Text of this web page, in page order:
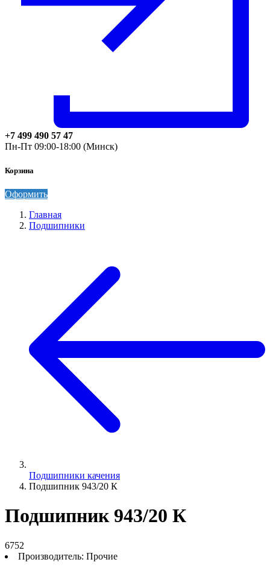
+7 499 490 57 47
Пн-Пт 09:00-18:00 (Минск)
Корзина
Оформить
Главная
Подшипники
Подшипники качения
Подшипник 943/20 К
Подшипник 943/20 К
6752
Производитель: Прочие